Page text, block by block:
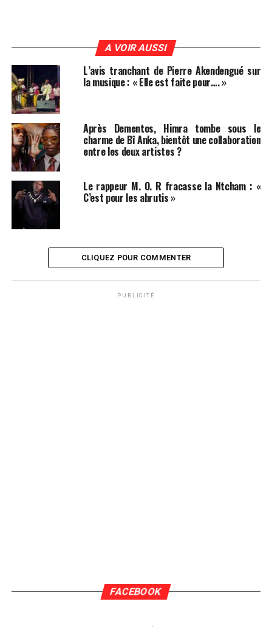
A VOIR AUSSI
L’avis tranchant de Pierre Akendengué sur
la musique : « Elle est faite pour…. »
Après Dementos, Himra tombe sous le
charme de Bî Anka, bientôt une collaboration
entre les deux artistes ?
Le rappeur M. O. R fracasse la Ntcham : «
C’est pour les abrutis »
CLIQUEZ POUR COMMENTER
PUBLICITÉ
FACEBOOK